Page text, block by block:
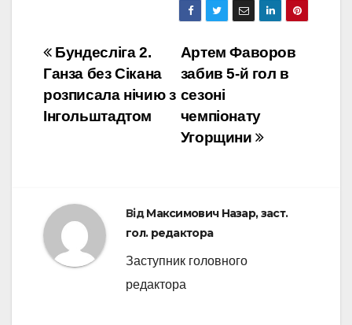
Навігація
записів
Артем Фаворов
забив 5-й гол в
сезоні
чемпіонату
Угорщини
Бундесліга 2.
Ганза без Сікана
розписала нічию з
Інгольштадтом
ВідМаксимович Назар, заст.
гол. редактора
Заступник головного
редактора